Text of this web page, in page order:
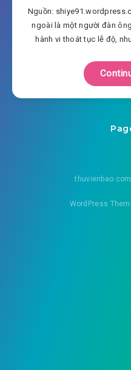
Nguồn:
ngoài là một người đàn
hành vi thoát tục lễ độ,
WordPress